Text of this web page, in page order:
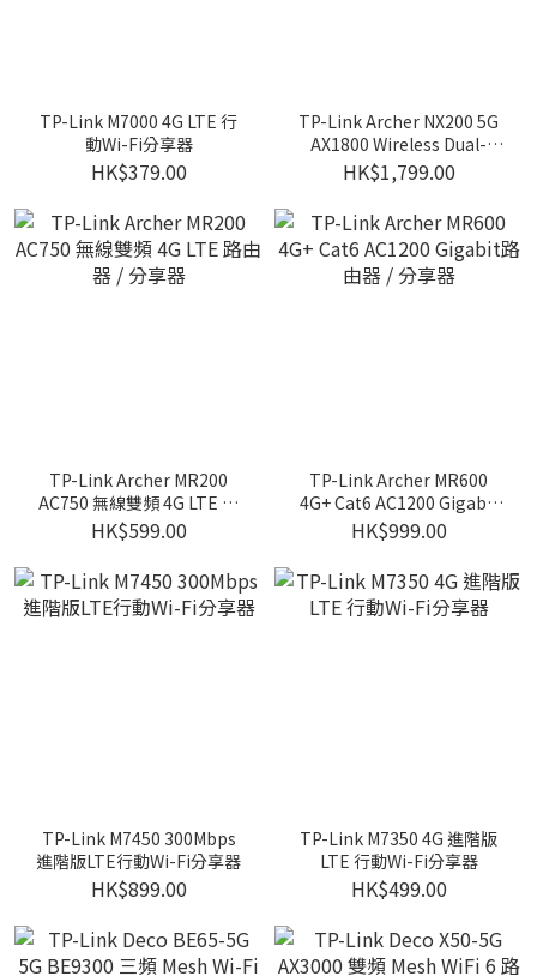
TP-Link M7000 4G LTE 行
動Wi-Fi分享器
HK$379.00
TP-Link Archer NX200 5G
AX1800 Wireless Dual-
Band Gigabit Router
HK$1,799.00
TP-Link Archer MR200
AC750 無線雙頻 4G LTE 路
由器 / 分享器
HK$599.00
TP-Link Archer MR600
4G+ Cat6 AC1200 Gigabit
路由器 / 分享器
HK$999.00
TP-Link M7450 300Mbps
進階版LTE行動Wi-Fi分享器
HK$899.00
TP-Link M7350 4G 進階版
LTE 行動Wi-Fi分享器
HK$499.00